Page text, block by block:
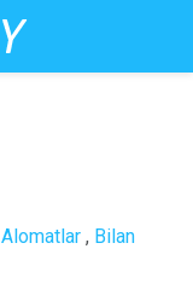
Alomatlar , Bilan